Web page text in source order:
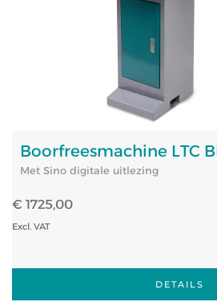
Boorfreesmachine LTC
Met Sino digitale uitlezing
€ 1725,00
Excl. VAT
DETAILS